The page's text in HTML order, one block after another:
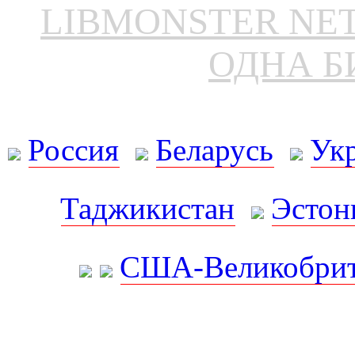
LIBMONSTER
ОДНА
Россия Беларусь
Таджикистан
США-